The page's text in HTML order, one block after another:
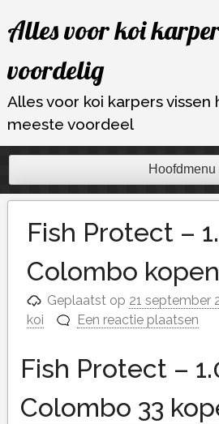
naar
inhoud
Alles voor koi
voordelig
Alles voor koi karpers
meeste voordeel
Hoofdmenu
Fish Protect –
Colombo kopen
Geplaatst op 21 september
koi
Een reactie plaatsen
Fish Protect –
Colombo 33